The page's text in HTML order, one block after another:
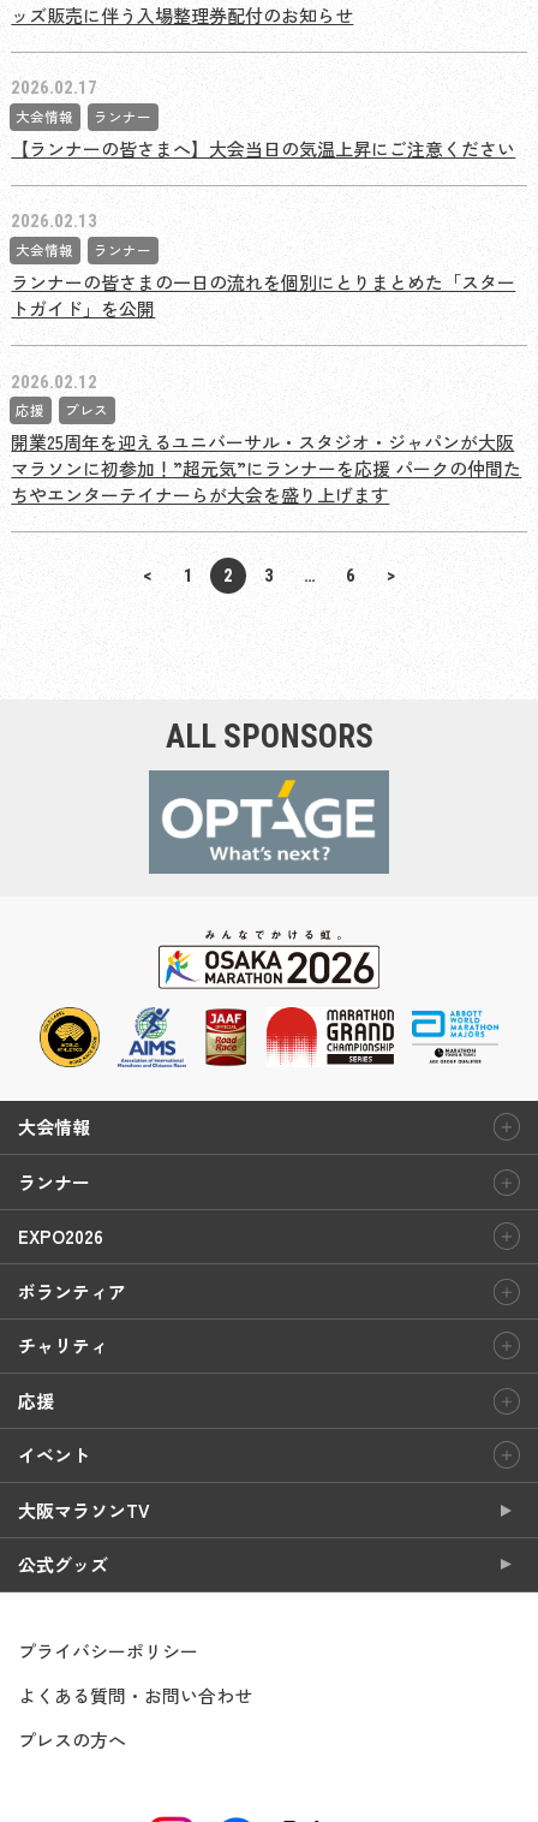
ッズ販売に伴う入場整理券配付のお知らせ
2026.02.17
大会情報 ランナー
【ランナーの皆さまへ】大会当日の気温上昇にご注意ください
2026.02.13
大会情報 ランナー
ランナーの皆さまの一日の流れを個別にとりまとめた「スター
トガイド」を公開
2026.02.12
応援 プレス
開業25周年を迎えるユニバーサル・スタジオ・ジャパンが大阪
マラソンに初参加！”超元気”にランナーを応援 パークの仲間た
ちやエンターテイナーらが大会を盛り上げます
投
稿
の
ペ
ー
< 1 2 3 … 6 >
ALL SPONSORS
大会情報
ランナー
EXPO2026
ボランティア
チャリティ
応援
イベント
大阪マラソンTV
公式グッズ
プライバシーポリシー
よくある質問・お問い合わせ
プレスの方へ